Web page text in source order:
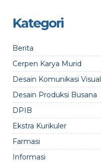
Kategori
Berita
Cerpen Karya Murid
Desain Komunikasi Visual
Desain Produksi Busana
DPIB
Ekstra Kurikuler
Farmasi
Informasi